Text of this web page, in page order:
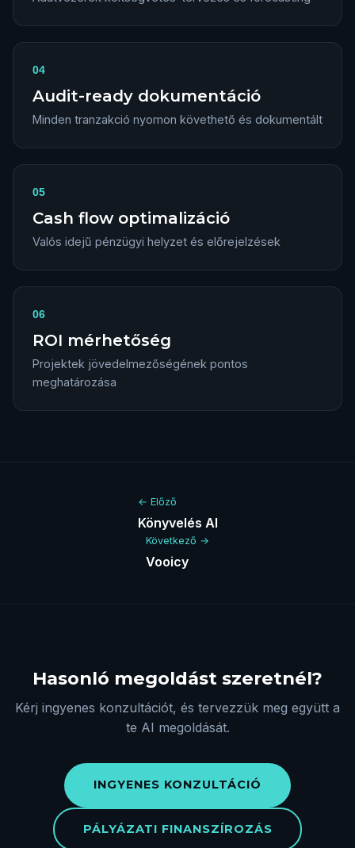
04
Audit-ready dokumentáció
Minden tranzakció nyomon követhető és dokumentált
05
Cash flow optimalizáció
Valós idejű pénzügyi helyzet és előrejelzések
06
ROI mérhetőség
Projektek jövedelmezőségének pontos
meghatározása
← Előző
Könyvelés AI
Következő →
Vooicy
Hasonló megoldást szeretnél?
Kérj ingyenes konzultációt, és tervezzük meg együtt a
te AI megoldását.
INGYENES KONZULTÁCIÓ
PÁLYÁZATI FINANSZÍROZÁS